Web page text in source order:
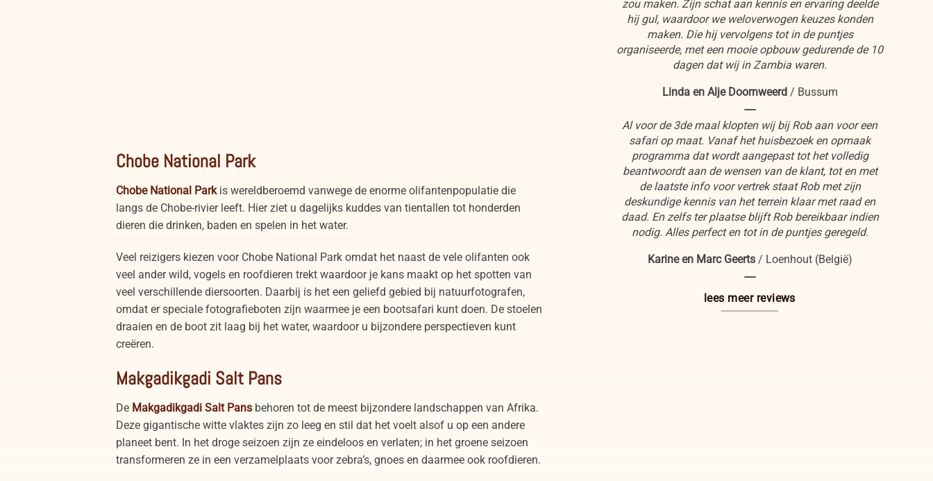
Chobe National Park
Chobe National Parkis wereldberoemd vanwege de enorme olifantenpopulatie die
langs de Chobe-rivier leeft. Hier ziet u dagelijks kuddes van tientallen tot honderden
dieren die drinken, baden en spelen in het water.
Veel reizigers kiezen voor Chobe National Park omdat het naast de vele olifanten ook
veel ander wild, vogels en roofdieren trekt waardoor je kans maakt op het spotten van
veel verschillende diersoorten. Daarbij is het een geliefd gebied bij natuurfotografen,
omdat er speciale fotografieboten zijn waarmee je een bootsafari kunt doen. De stoelen
draaien en de boot zit laag bij het water, waardoor u bijzondere perspectieven kunt
creëren.
Makgadikgadi Salt Pans
De Makgadikgadi Salt Pans behoren tot de meest bijzondere landschappen van Afrika.
Deze gigantische witte vlaktes zijn zo leeg en stil dat het voelt alsof u op een andere
planeet bent. In het droge seizoen zijn ze eindeloos en verlaten; in het groene seizoen
transformeren ze in een verzamelplaats voor zebra’s, gnoes en daarmee ook roofdieren.
zou maken. Zijn schat aan kennis en ervaring deelde
hij gul, waardoor we weloverwogen keuzes konden
maken. Die hij vervolgens tot in de puntjes
organiseerde, met een mooie opbouw gedurende de 10
dagen dat wij in Zambia waren.
Linda en Alje Doornweerd / Bussum
----
Al voor de 3de maal klopten wij bij Rob aan voor een
safari op maat. Vanaf het huisbezoek en opmaak
programma dat wordt aangepast tot het volledig
beantwoordt aan de wensen van de klant, tot en met
de laatste info voor vertrek staat Rob met zijn
deskundige kennis van het terrein klaar met raad en
daad. En zelfs ter plaatse blijft Rob bereikbaar indien
nodig. Alles perfect en tot in de puntjes geregeld.
Karine en Marc Geerts / Loenhout (België)
----
lees meer reviews